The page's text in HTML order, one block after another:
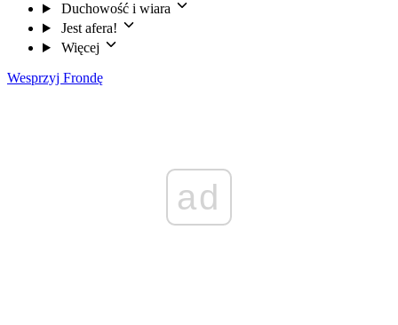
Duchowość i wiara
Jest afera!
Więcej
Wesprzyj Frondę
ad